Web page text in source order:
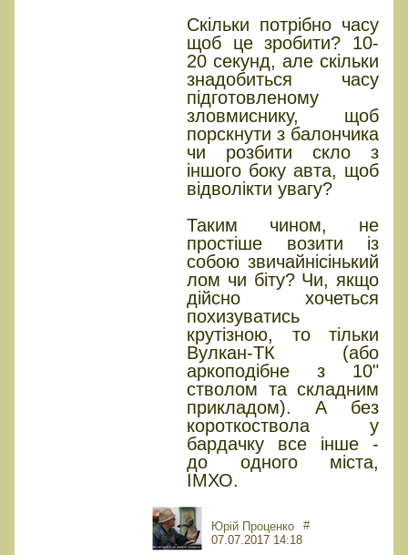
Скільки потрібно часу
щоб це зробити? 10-
20 секунд, але скільки
знадобиться часу
підготовленому
зловмиснику, щоб
порскнути з балончика
чи розбити скло з
іншого боку авта, щоб
відволікти увагу?
Таким чином, не
простіше возити із
собою звичайнісінький
лом чи біту? Чи, якщо
дійсно хочеться
похизуватись
крутізною, то тільки
Вулкан-ТК (або
аркоподібне з 10"
стволом та складним
прикладом). А без
короткоствола у
бардачку все інше -
до одного міста,
ІМХО.
Юрiй Проценко
07.07.2017 14:18
#